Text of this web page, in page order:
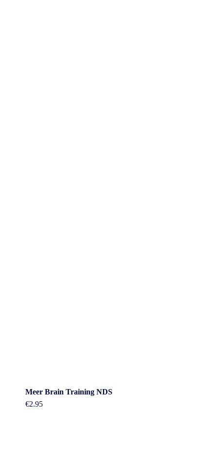
Meer Brain Training NDS
€2.95